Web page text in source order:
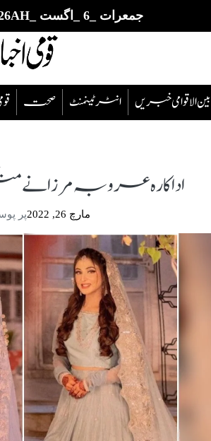
جمعرات _6 _اگست _2026AH اگست 6, 2026
صحت انٹرٹینمنٹ بین الاقوامی خبریں
اداکارہ عروبہ مرزا نے
مارچ 26, 2022 پر